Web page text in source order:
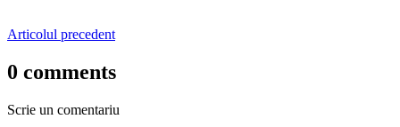
Articolul precedent
0 comments
Scrie un comentariu